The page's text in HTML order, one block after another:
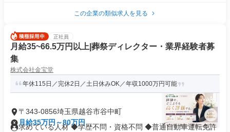
この企業の類似求人を見る
正社員
月給35~66.5万円以上|葬祭ディレクター・業界経験者募
集
株式会社金宝堂
年休115日／完休2日／土日休みOK／年収1000万円可能
〒343-0856埼玉県越谷市谷中町
月給35万円～80万円
求めている人材 ◆学歴不問・資格不問 ◆普通自動車運転免許